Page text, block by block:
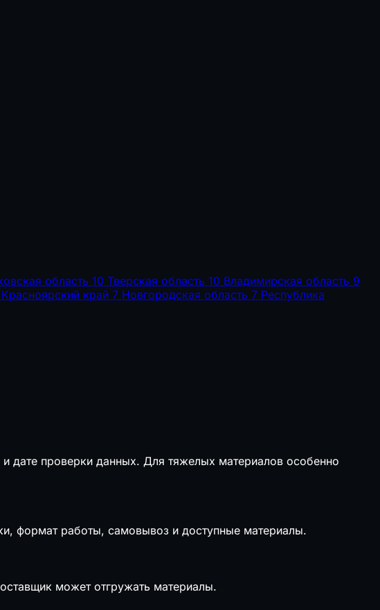
область 10 Тверская область 10 Владимирская область 9
Красноярский край 7 Новгородская область 7 Республика
дате проверки данных. Для тяжелых материалов особенно
формат работы, самовывоз и доступные материалы.
может отгружать материалы.